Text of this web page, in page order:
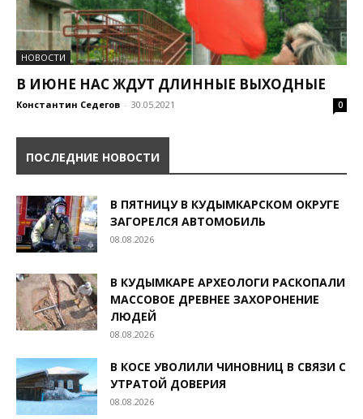
НОВОСТИ
В ИЮНЕ НАС ЖДУТ ДЛИННЫЕ ВЫХОДНЫЕ
Константин Седегов - 30.05.2021 0
ПОСЛЕДНИЕ НОВОСТИ
В ПЯТНИЦУ В КУДЫМКАРСКОМ ОКРУГЕ
ЗАГОРЕЛСЯ АВТОМОБИЛЬ
08.08.2026
В КУДЫМКАРЕ АРХЕОЛОГИ РАСКОПАЛИ
МАССОВОЕ ДРЕВНЕЕ ЗАХОРОНЕНИЕ
ЛЮДЕЙ
08.08.2026
В КОСЕ УВОЛИЛИ ЧИНОВНИЦ В СВЯЗИ С
УТРАТОЙ ДОВЕРИЯ
08.08.2026